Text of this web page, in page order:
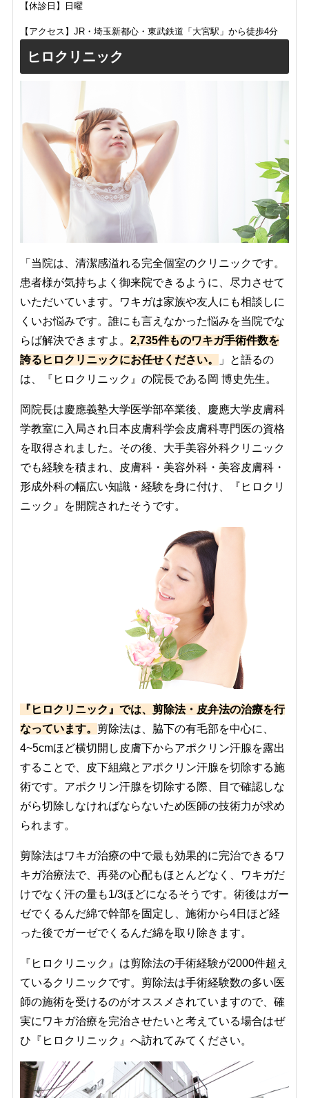
【休診日】日曜
【アクセス】JR・埼玉新都心・東武鉄道「大宮駅」から徒歩4分
ヒロクリニック
「当院は、清潔感溢れる完全個室のクリニックです。
患者様が気持ちよく御来院できるように、尽力させて
いただいています。ワキガは家族や友人にも相談しに
くいお悩みです。誰にも言えなかった悩みを当院でな
らば解決できますよ。 2,735件ものワキガ手術件数を
誇るヒロクリニックにお任せください。
」と語るの
は、『ヒロクリニック』の院長である岡 博史先生。
岡院長は慶應義塾大学医学部卒業後、慶應大学皮膚科
学教室に入局され日本皮膚科学会皮膚科専門医の資格
を取得されました。その後、大手美容外科クリニック
でも経験を積まれ、皮膚科・美容外科・美容皮膚科・
形成外科の幅広い知識・経験を身に付け、『ヒロクリ
ニック』を開院されたそうです。
『ヒロクリニック』では、剪除法・皮弁法の治療を行
なっています。 剪除法は、脇下の有毛部を中心に、
4~5cmほど横切開し皮膚下からアポクリン汗腺を露出
することで、皮下組織とアポクリン汗腺を切除する施
術です。アポクリン汗腺を切除する際、目で確認しな
がら切除しなければならないため医師の技術力が求め
られます。
剪除法はワキガ治療の中で最も効果的に完治できるワ
キガ治療法で、再発の心配もほとんどなく、ワキガだ
けでなく汗の量も1/3ほどになるそうです。術後はガー
ゼでくるんだ綿で幹部を固定し、施術から4日ほど経
った後でガーゼでくるんだ綿を取り除きます。
『ヒロ クリニック』は剪除法の手術経験が2000件超え
ているクリニックです。 剪除法は手術経験数の多い医
師の施術を受けるのがオススメされていますので、確
実にワキガ治療を完治させたいと考えている場合はぜ
ひ『ヒロクリニック』へ訪れてみてください。